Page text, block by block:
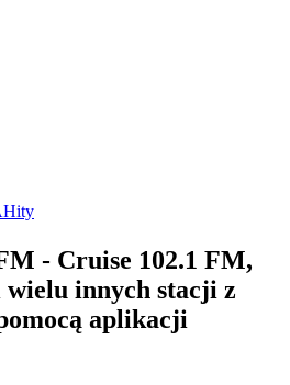
Hity
- Cruise 102.1 FM,
innych stacji z
aplikacji